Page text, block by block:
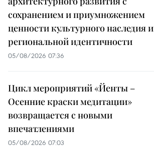
сохранением и приумножением
ценности культурного наследия и
региональной идентичности
05/08/2026 07:36
Цикл мероприятий «Йенты –
Осенние краски медитации»
возвращается с новыми
впечатлениями
05/08/2026 07:03